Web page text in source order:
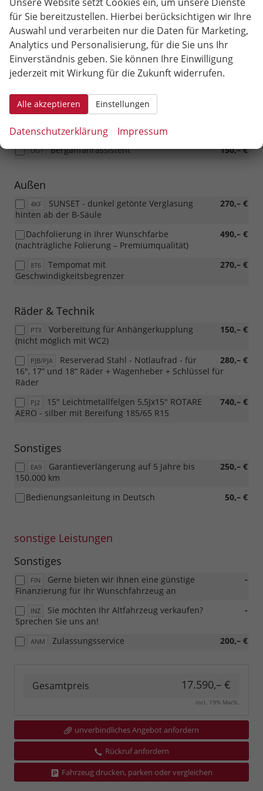
Zigarettenanzündereinsatz in der vorderen 12-V-Steckdose
PLB 460,– €
2 - Arm Multifunktions- Lederlenkrad
Infotainment & Kommunikation
Smartlink
Sicherheit & Assistenz
UG1 150,– €
Berganfahrassistent
Außen
4KF 270,– €
SUNSET - dunkel getönte Verglasung
hinten ab der B-Säule
490,– €
Dachfolierung in Ihrer Wunschfarbe
(nachträgliche Folierung – Premiumqualität)
8T6 270,– €
Tempomat mit
Geschwindigkeitsbegrenzer
Räder & Technik
PTX 150,– €
Vorbereitung für Anhängerkupplung
(nicht möglich mit WC2)
PJB/PJA 280,– €
Reserverad Stahl - Notlaufrad - für
16", 17“ und 18“ Räder + Wagenheber + Schlüssel für
Räder
PJ2 740,– €
15" Leichtmetallfelgen 5,5Jx15" ROTARE
AERO - silber mit Bereifung 185/65 R15
Sonstiges
EA9 250,– €
Garantieverlängerung auf 5 Jahre bis
150.000 km
50,– €
Bedienungsanleitung in Deutsch
sonstige Leistungen
Sonstiges
FIN -
Gerne bieten wir Ihnen eine günstige
Finanzierung für Ihr Wunschfahrzeug an
INZ -
Sie möchten Ihr Altfahrzeug verkaufen?
Sprechen Sie uns an!
ANM 200,– €
Zulassungsservice
Gesamtpreis 17.590,– €
incl. 19% MwSt.
unverbindliches Angebot anfordern
Rückruf anfordern
Fahrzeug drucken, parken oder vergleichen
für Sie bereitzustellen. Hierbei berücksichtigen wir Ihre
Auswahl und verarbeiten nur die Daten für Marketing,
Analytics und Personalisierung, für die Sie uns Ihr
Einverständnis geben. Sie können Ihre Einwilligung
jederzeit mit Wirkung für die Zukunft widerrufen.
Alle akzeptieren Einstellungen
Datenschutzerklärung Impressum